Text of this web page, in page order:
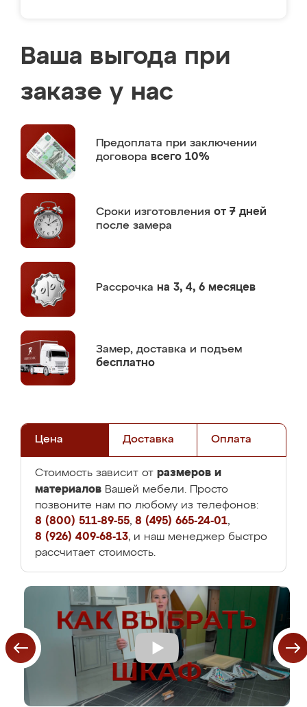
Ваша выгода при
заказе у нас
Предоплата при заключении
договора всего 10%
Сроки изготовления от 7 дней
после замера
Рассрочка на 3, 4, 6 месяцев
Замер, доставка и подъем
бесплатно
Цена Доставка Оплата
Стоимость зависит от размеров и
материалов Вашей мебели. Просто
позвоните нам по любому из телефонов:
8 (800) 511-89-55, 8 (495) 665-24-01,
8 (926) 409-68-13, и наш менеджер быстро
рассчитает стоимость.